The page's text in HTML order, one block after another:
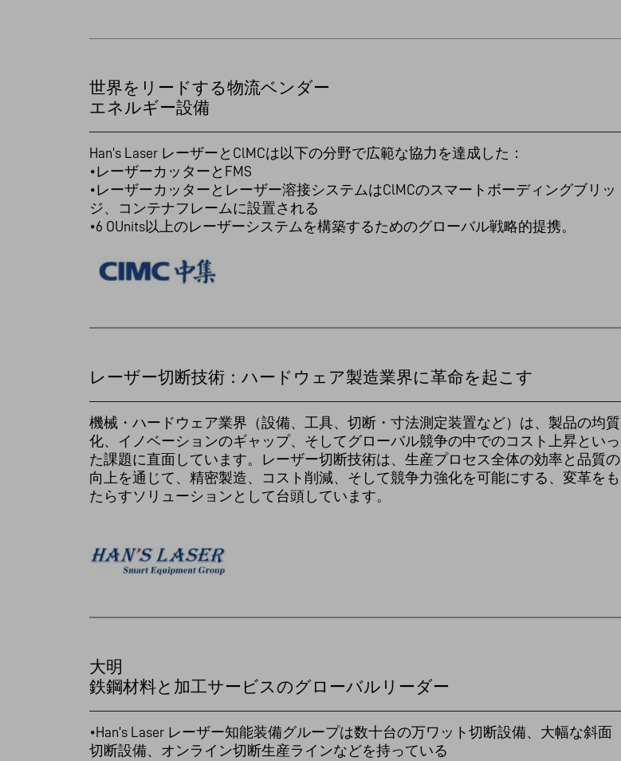
世界をリードする物流ベンダー
エネルギー設備
Han's Laser レーザーとClMCは以下の分野で広範な協力を達成した：
•レーザーカッターとFMS
•レーザーカッターとレーザー溶接システムはClMCのスマートボーディングブリッ
ジ、コンテナフレームに設置される
•6 OUnits以上のレーザーシステムを構築するためのグローバル戦略的提携。
レーザー切断技術：ハードウェア製造業界に革命を起こす
機械・ハードウェア業界（設備、工具、切断・寸法測定装置など）は、製品の均質
化、イノベーションのギャップ、そしてグローバル競争の中でのコスト上昇といっ
た課題に直面しています。レーザー切断技術は、生産プロセス全体の効率と品質の
向上を通じて、精密製造、コスト削減、そして競争力強化を可能にする、変革をも
たらすソリューションとして台頭しています。
大明
鉄鋼材料と加工サービスのグローバルリーダー
•Han's Laser レーザー知能装備グループは数十台の万ワット切断設備、大幅な斜面
切断設備、オンライン切断生産ラインなどを持っている